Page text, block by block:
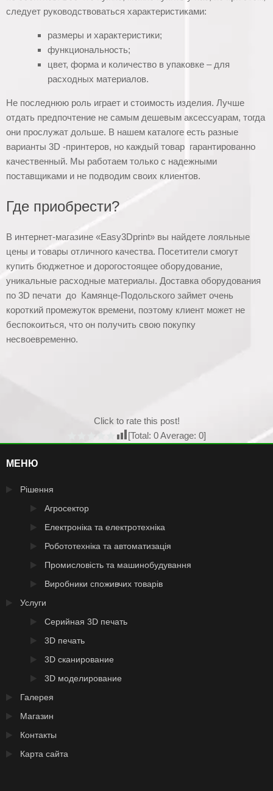
следует руководствоваться характеристиками:
размеры и характеристики;
функциональность;
цвет, форма и количество в упаковке – для
расходных материалов.
Не последнюю роль играет и стоимость изделия. Лучше
отдать предпочтение не самым дешевым аксессуарам, тогда
они прослужат дольше. В нашем каталоге есть разные
варианты 3D -принтеров, но каждый товар гарантированно
качественный. Мы работаем только с надежными
поставщиками и не подводим своих клиентов.
Где приобрести?
В интернет-магазине «Easy3Dprint» вы найдете лояльные
цены и товары отличного качества. Посетители смогут
купить бюджетное и дорогостоящее оборудование,
уникальные расходные материалы. Доставка оборудования
по 3D печати до Камянце-Подольского займет очень
короткий промежуток времени, поэтому клиент может не
беспокоиться, что он получить свою покупку
несвоевременно.
Click to rate this post!
[Total: 0Average: 0]
МЕНЮ
Рішення
Агросектор
Електроніка та електротехніка
Робототехніка та автоматизація
Промисловість та машинобудування
Виробники споживчих товарів
Услуги
Серийная 3D печать
3D печать
3D сканирование
3D моделирование
Галерея
Магазин
Контакты
Карта сайта